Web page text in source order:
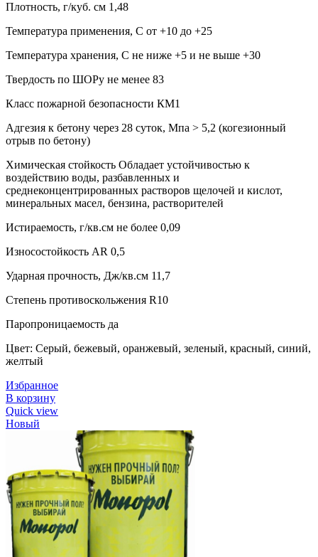
Плотность, г/куб. см 1,48
Температура применения, С от +10 до +25
Температура хранения, С не ниже +5 и не выше +30
Твердость по ШОРу не менее 83
Класс пожарной безопасности КМ1
Адгезия к бетону через 28 суток, Мпа > 5,2 (когезионный
отрыв по бетону)
Химическая стойкость Обладает устойчивостью к
воздействию воды, разбавленных и
среднеконцентрированных растворов щелочей и кислот,
минеральных масел, бензина, растворителей
Истираемость, г/кв.см не более 0,09
Износостойкость AR 0,5
Ударная прочность, Дж/кв.см 11,7
Степень противоскольжения R10
Паропроницаемость да
Цвет: Серый, бежевый, оранжевый, зеленый, красный, синий,
желтый
Избранное
В корзину
Quick view
Новый